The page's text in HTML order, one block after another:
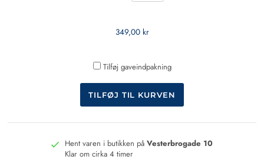
349,00 kr
Tilføj gaveindpakning
Hent varen i butikken på Vesterbrogade 10
Klar om cirka 4 timer